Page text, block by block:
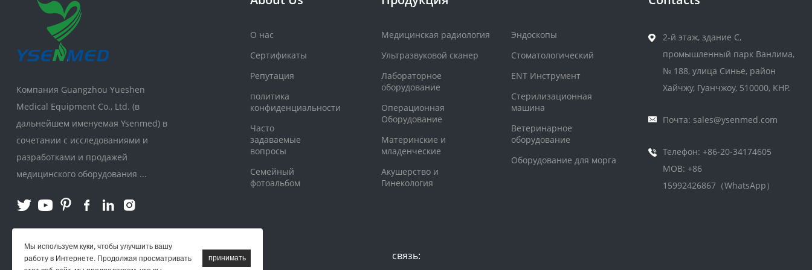
Мы используем куки, чтобы улучшить вашу
работу в Интернете. Продолжая просматривать
О нас
Сертификаты
Репутация
политика
конфиденциальности
Часто
задаваемые
вопросы
Семейный
фотоальбом
Медицинская радиология
Ультразвуковой сканер
Лабораторное
оборудование
Операционная
Оборудование
Материнские и
младенческие
Акушерство и
Гинекология
Эндоскопы
Стоматологический
ENT Инструмент
Стерилизационная
машина
Ветеринарное
оборудование
Оборудование для морга
2-й этаж, здание C,
промышленный парк Ванлима,
№ 188, улица Синье, район
Хайчжу, Гуанчжоу, 510000, КНР.
Почта: sales@ysenmed.com
Телефон: +86-20-34174605
MOB: +86
15992426867（WhatsApp）
Компания Guangzhou Yueshen
Medical Equipment Co., Ltd. (в
дальнейшем именуемая Ysenmed) в
сочетании с исследованиями и
разработками и продажей
медицинского оборудования ...
связь: